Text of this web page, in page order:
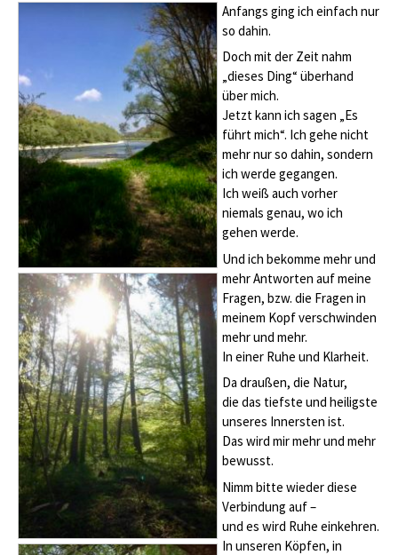
Anfangs ging ich einfach nur
so dahin.
Doch mit der Zeit nahm
„dieses Ding“ überhand
über mich.
Jetzt kann ich sagen „Es
führt mich“. Ich gehe nicht
mehr nur so dahin, sondern
ich werde gegangen.
Ich weiß auch vorher
niemals genau, wo ich
gehen werde.
Und ich bekomme mehr und
mehr Antworten auf meine
Fragen, bzw. die Fragen in
meinem Kopf verschwinden
mehr und mehr.
In einer Ruhe und Klarheit.
Da draußen, die Natur,
die das tiefste und heiligste
unseres Innersten ist.
Das wird mir mehr und mehr
bewusst.
Nimm bitte wieder diese
Verbindung auf –
und es wird Ruhe einkehren.
In unseren Köpfen, in